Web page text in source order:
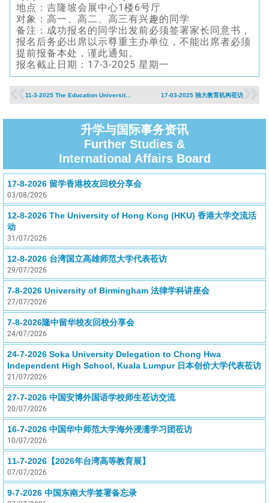
地点：吉隆坡会展中心1楼6号厅
对象：高一、高二、高三有兴趣的同学
备注：成功报名的同学出发前必须签署家长同意书，
报名后务必出席以示尊重主办单位，不能出席者必须
提前报备本处，谨此通知。
报名截止日期：17-3-2025 星期一
11-3-2025 The Education University of Hong Kong (EduHK) Admissions Talk 17-03-2025 独大教育机构莅访
升学与国际事务资讯
Further Studies &
International Affairs Board
17-8-2026 留学香港校友回校分享会
03/08/2026
12-8-2026 The University of Hong Kong (HKU) 香港大学交流活
动
31/07/2026
12-8-2026 台湾国立高雄师范大学代表莅访
29/07/2026
7-8-2026 University of Birmingham 法律学科讲座会
27/07/2026
7-8-2026隆中留华校友回校分享会
24/07/2026
24-7-2026 Soka University Delegation to Chong Hwa
Independent High School, Kuala Lumpur 日本创价大学代表莅访
21/07/2026
27-7-2026 中国安博外国语学校师生莅访交流
20/07/2026
16-7-2026 中国华中师范大学海外浸濡学习团莅访
10/07/2026
11-7-2026【2026年台湾高等教育展】
07/07/2026
9-7-2026 中国东南大学签署备忘录